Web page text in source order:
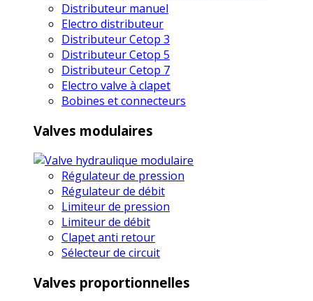
Distributeur manuel
Electro distributeur
Distributeur Cetop 3
Distributeur Cetop 5
Distributeur Cetop 7
Electro valve à clapet
Bobines et connecteurs
Valves modulaires
Régulateur de pression
Régulateur de débit
Limiteur de pression
Limiteur de débit
Clapet anti retour
Sélecteur de circuit
Valves proportionnelles